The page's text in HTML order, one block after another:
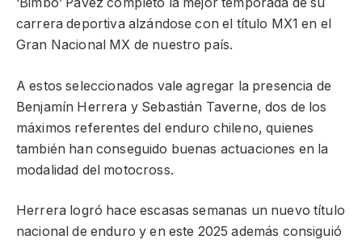
carrera deportiva alzándose con el título MX1 en el
Gran Nacional MX de nuestro país.
A estos seleccionados vale agregar la presencia de
Benjamín Herrera y Sebastián Taverne, dos de los
máximos referentes del enduro chileno, quienes
también han conseguido buenas actuaciones en la
modalidad del motocross.
Herrera logró hace escasas semanas un nuevo título
nacional de enduro y en este 2025 además consiguió